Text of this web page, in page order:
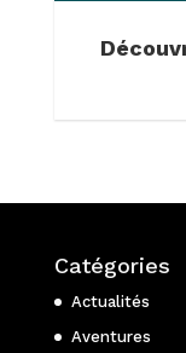
Catégories
Actualités
Aventures